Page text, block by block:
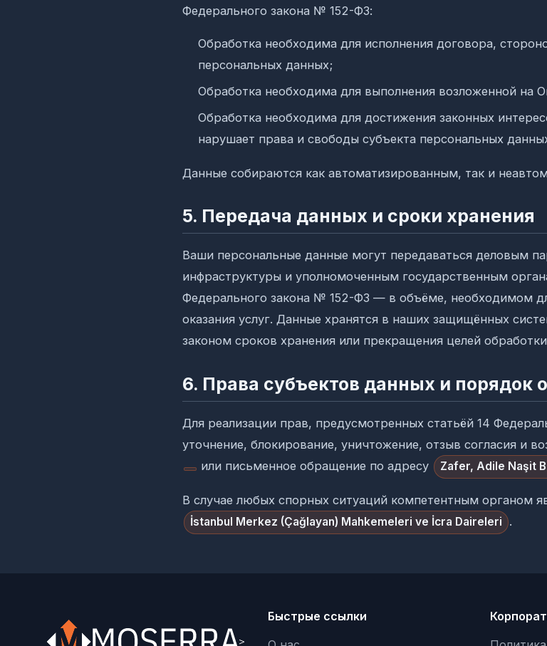
Федерального закона № 152-ФЗ:
Обработка необходима для исполнения договора,
персональных данных;
Обработка необходима для выполнения возложенной на
Обработка необходима для достижения законных
нарушает права и свободы субъекта персональных
Данные собираются как автоматизированным, так и
5. Передача данных и сроки хранения
Ваши персональные данные могут передаваться деловым
инфраструктуры и уполномоченным государственным
Федерального закона № 152-ФЗ — в объёме, необходимом
оказания услуг. Данные хранятся в наших защищённых
законом сроков хранения или прекращения целей
6. Права субъектов данных и порядок
Для реализации прав, предусмотренных статьёй 14
уточнение, блокирование, уничтожение, отзыв согласия и
или письменное обращение по адресу
Zafer, Adile Naşit
В случае любых спорных ситуаций компетентным органом
İstanbul Merkez (Çağlayan) Mahkemeleri ve İcra Daireleri .
Быстрые ссылки